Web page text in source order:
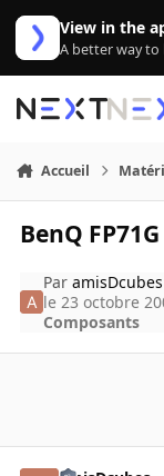
Aller au contenu
View in the
A better way to
Accueil
BenQ FP71G
ParamisDcubes
le 23 octobre
Composants